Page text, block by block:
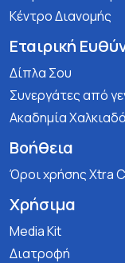
Κέντρο Διανομής
Εταιρική
Δίπλα Σου
Συνεργάτες από
Ακαδημία
Βοήθεια
Όροι χρήσης Xtra
Χρήσιμα
Media Kit
Διατροφή